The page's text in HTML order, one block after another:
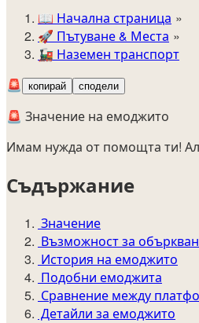
📖 Начална страница
🚀️ Пътуване & Места
🚂 Наземен транспорт
🚨
копирай сподели
🚨 Значение на емоджито
Имам нужда от помощта ти!
Съдържание
Значение
Възможност за
История на емоджито
Подобни емоджита
Сравнение между
Детайли за емоджито